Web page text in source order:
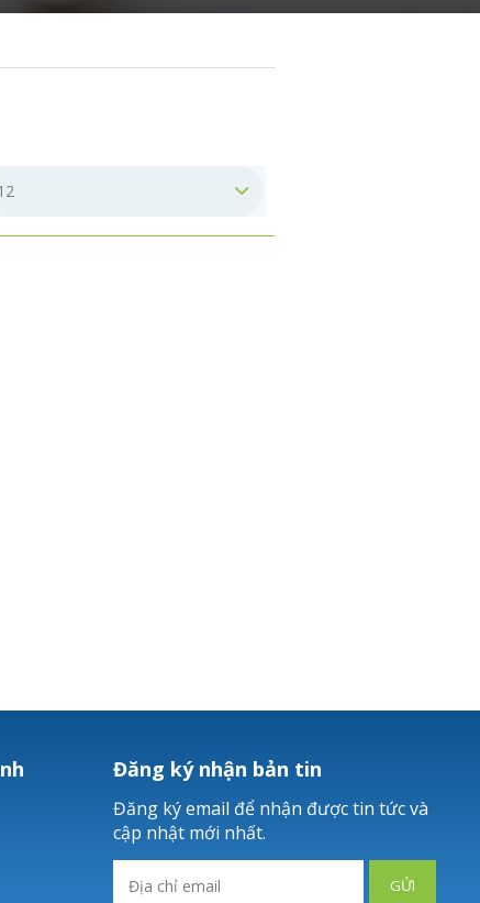
Đăng ký nhận bản tin
Đăng ký email để nhận được tin tức và
cập nhật mới nhất.
GỬI